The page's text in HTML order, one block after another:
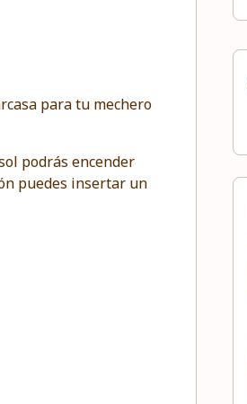
para tu mechero
podrás encender
puedes insertar un